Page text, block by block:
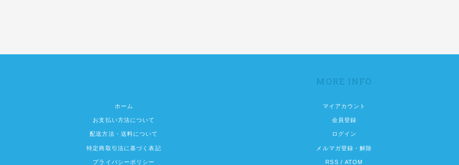
MORE INFO
ホーム
お支払い方法について
配送方法・送料について
特定商取引法に基づく表記
プライバシーポリシー
マイアカウント
会員登録
ログイン
メルマガ登録・解除
RSS /ATOM